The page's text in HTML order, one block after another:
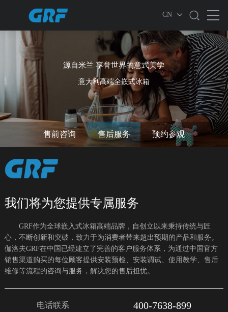
CN
源自米兰 享誉世界的意式美学
意大利高端全嵌式冰箱
售前咨询 售后服务 预约参观
我们将为您提供专属服务
GRF作为全球嵌入式冰箱高端品牌，自创立以来秉持传统与匠
心，不断创新和突破，致力于为消费者带来超出预期的产品和服务。
伽洛夫GRF在中国已经建立了完善的客户服务体系，为通过中国官方
销售渠道购买的每位顾客提供安装预检、安装调试、使用教学、售后
维修等流程的咨询与服务，解决您的售后担忧。
电话联系 400-7638-899